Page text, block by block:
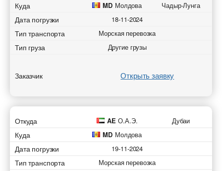
Куда MD Молдова Чадыр-Лунга
Дата погрузки 18-11-2024
Тип транспорта Морская перевозка
Тип груза Другие грузы
Заказчик Открыть заявку
Откуда AE О.А.Э. Дубаи
Куда MD Молдова
Дата погрузки 19-11-2024
Тип транспорта Морская перевозка